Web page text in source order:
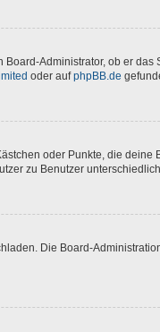
Administrator, ob er
oder aufphpBB.de
oder Punkte, die deine
zu Benutzer
Die Board-